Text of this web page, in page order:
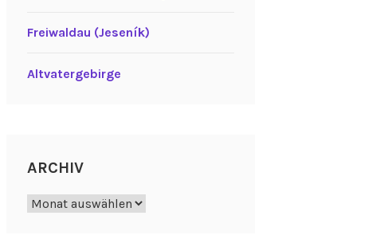
Freiwaldau (Jeseník)
Altvatergebirge
ARCHIV
Archiv